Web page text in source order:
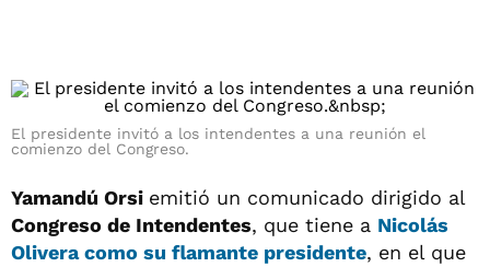
El presidente invitó a los intendentes a una reunión el
comienzo del Congreso.
Yamandú Orsi emitió un comunicado dirigido al
Congreso de Intendentes, que tiene a Nicolás
Oliveracomo su flamante presidente, en el que